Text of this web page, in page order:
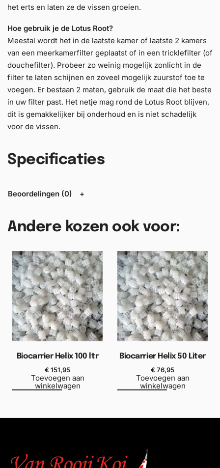
het erts en laten ze de vissen groeien.
Hoe gebruik je de Lotus Root?
Meestal wordt het in de laatste kamer of laatste 2 kamers
van een meerkamerfilter geplaatst of in een tricklefilter (of
douchefilter). Probeer zo weinig mogelijk zonlicht in de
filter te laten schijnen en zoveel mogelijk zuurstof toe te
voegen. Er bestaan 2 maten, gebruik de maat die het beste
in uw filter past. Het netje mag rond de Lotus Root blijven,
dit is gemakkelijker bij onderhoud en is niet schadelijk
voor de vissen.
Specificaties
Beoordelingen (0)
Andere kozen ook voor:
Biocarrier Helix 100 ltr
€ 151,95
Toevoegen aan
winkelwagen
Biocarrier Helix 50 Liter
€ 76,95
Toevoegen aan
winkelwagen